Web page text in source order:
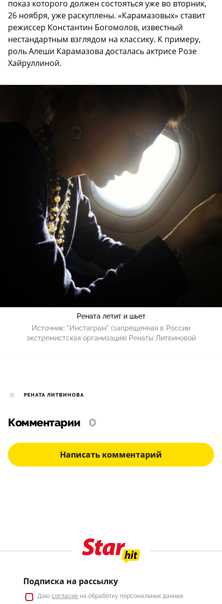
показ которого должен состояться уже во вторник,
26 ноября, уже раскуплены. «Карамазовых» ставит
режиссер Константин Богомолов, известный
нестандартным взглядом на классику. К примеру,
роль Алеши Карамазова досталась актрисе Розе
Хайруллиной.
Рената летит и шьет
Источник: "Инстаграм" (запрещенная в России
экстремистская организация) Ренаты Литвиновой
РЕНАТА ЛИТВИНОВА
Комментарии 0
Написать комментарий
Подписка на рассылку
Даю согласие на обработку персональных данных